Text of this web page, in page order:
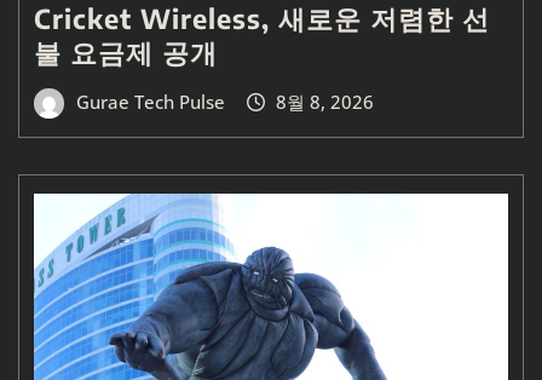
Cricket Wireless, 새로운 저렴한 선
불 요금제 공개
Gurae Tech Pulse 8월 8, 2026